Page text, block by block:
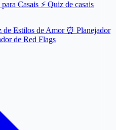
Casais ⚡ Quiz de casais
de Estilos de Amor ⏰ Planejador
de Red Flags